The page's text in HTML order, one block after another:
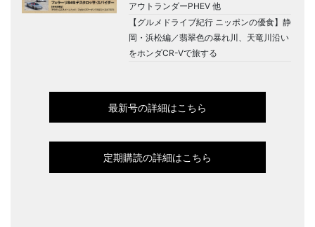
アウトランダーPHEV 他
【グルメドライブ紀行 ニッポンの優食】静
岡・浜松編／翡翠色の暴れ川、天竜川沿い
をホンダCR-Vで旅する
最新号の詳細はこちら
定期購読の詳細はこちら